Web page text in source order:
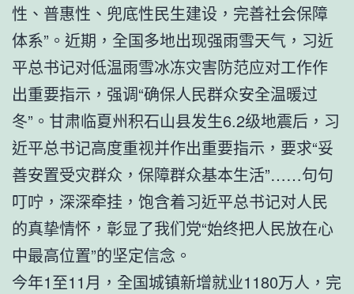
性、普惠性、兜底性民生建设，完善社会保障
体系”。近期，全国多地出现强雨雪天气，习近
平总书记对低温雨雪冰冻灾害防范应对工作作
出重要指示，强调“确保人民群众安全温暖过
冬”。甘肃临夏州积石山县发生6.2级地震后，习
近平总书记高度重视并作出重要指示，要求“妥
善安置受灾群众，保障群众基本生活”……句句
叮咛，深深牵挂，饱含着习近平总书记对人民
的真挚情怀，彰显了我们党“始终把人民放在心
中最高位置”的坚定信念。
今年1至11月，全国城镇新增就业1180万人，完